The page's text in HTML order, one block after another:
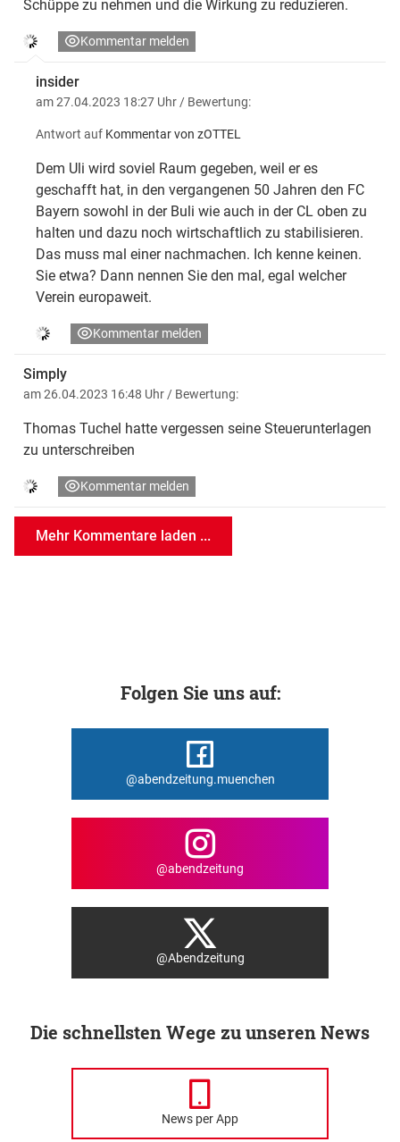
Schüppe zu nehmen und die Wirkung zu reduzieren.
Kommentar melden
insider
am 27.04.2023 18:27 Uhr / Bewertung:
Antwort auf Kommentar von zOTTEL
Dem Uli wird soviel Raum gegeben, weil er es
geschafft hat, in den vergangenen 50 Jahren den FC
Bayern sowohl in der Buli wie auch in der CL oben zu
halten und dazu noch wirtschaftlich zu stabilisieren.
Das muss mal einer nachmachen. Ich kenne keinen.
Sie etwa? Dann nennen Sie den mal, egal welcher
Verein europaweit.
Kommentar melden
Simply
am 26.04.2023 16:48 Uhr / Bewertung:
Thomas Tuchel hatte vergessen seine Steuerunterlagen
zu unterschreiben
Kommentar melden
Mehr Kommentare laden ...
Folgen Sie uns auf:
@abendzeitung.muenchen
@abendzeitung
@Abendzeitung
Die schnellsten Wege zu unseren News
News per App